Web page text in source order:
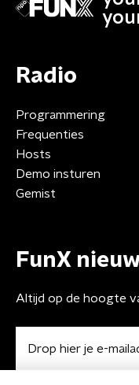
Radio
Programmering
Frequenties
Hosts
Demo insturen
Gemist
FunX
Altijd op de hoogte